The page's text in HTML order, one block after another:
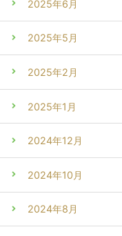
2025年6月
2025年5月
2025年2月
2025年1月
2024年12月
2024年10月
2024年8月